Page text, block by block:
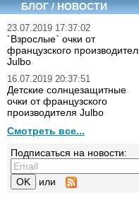
БЛОГ / НОВОСТИ
23.07.2019 17:37:02
`Взрослые` очки от
французского
Julbo
16.07.2019 20:37:51
Детские солнцезащитные
очки от французского
производителя Julbo
Смотреть все...
Подписаться на новости:
или